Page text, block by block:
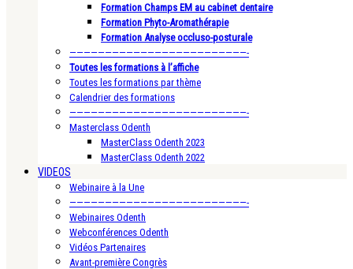
Formation Champs EM au cabinet dentaire
Formation Phyto-Aromathérapie
Formation Analyse occluso-posturale
—————————————————————————-
Toutes les formations à l’affiche
Toutes les formations par thème
Calendrier des formations
—————————————————————————-
Masterclass Odenth
MasterClass Odenth 2023
MasterClass Odenth 2022
VIDEOS
Webinaire à la Une
—————————————————————————-
Webinaires Odenth
Webconférences Odenth
Vidéos Partenaires
Avant-première Congrès